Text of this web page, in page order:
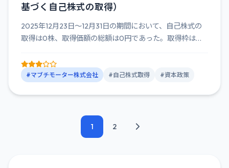
基づく自己株式の取得）
2025年12月23日～12月31日の期間において、自己株式の
取得は0株、取得価額の総額は0円であった。取得枠は
#マブチモーター株式会社 #自己株式取得 #資本政策
1 2